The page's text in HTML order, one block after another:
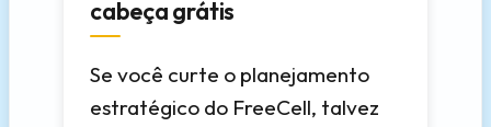
cabeça grátis
Se você curte o planejamento
estratégico do FreeCell, talvez